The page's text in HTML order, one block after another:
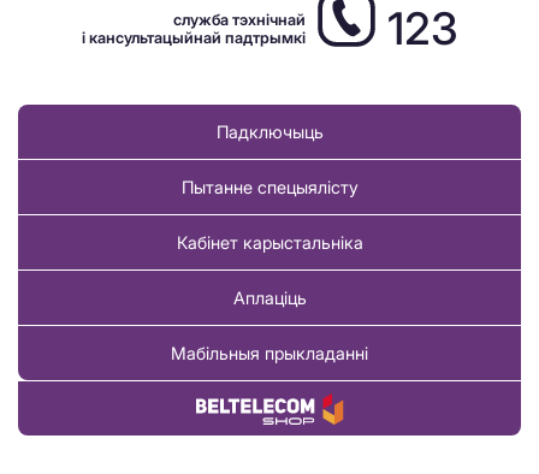
служба тэхнічнай
і кансультацыйнай падтрымкі
123
Падключыць
Пытанне спецыялісту
Кабінет карыстальніка
Аплаціць
Мабільныя прыкладанні
Купіць тавар